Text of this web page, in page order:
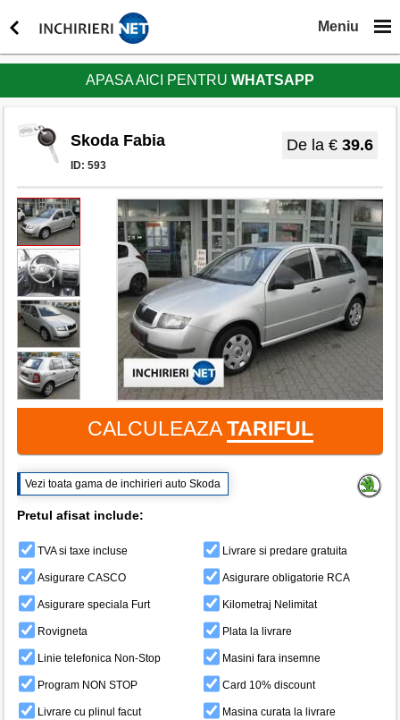
Meniu
APASA AICI PENTRUWHATSAPP
Skoda Fabia
ID: 593
De la € 39.6
CALCULEAZATARIFUL
Vezi toata gama de inchirieri auto Skoda
Pretul afisat include:
TVA si taxe incluse Livrare si predare gratuita
Asigurare CASCO Asigurare obligatorie RCA
Asigurare speciala Furt Kilometraj Nelimitat
Rovigneta Plata la livrare
Linie telefonica Non-Stop Masini fara insemne
Program NON STOP Card 10% discount
Livrare cu plinul facut Masina curata la livrare